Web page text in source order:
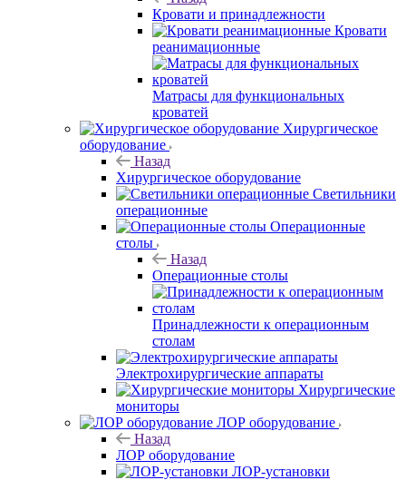
Кровати и принадлежности
Кровати
реанимационные
Матрасы для функциональных
кроватей
Хирургическое
оборудование
Назад
Хирургическое оборудование
Светильники
операционные
Операционные
столы
Назад
Операционные столы
Принадлежности к операционным
столам
Электрохирургические аппараты
Хирургические
мониторы
ЛОР оборудование
Назад
ЛОР оборудование
ЛОР-установки